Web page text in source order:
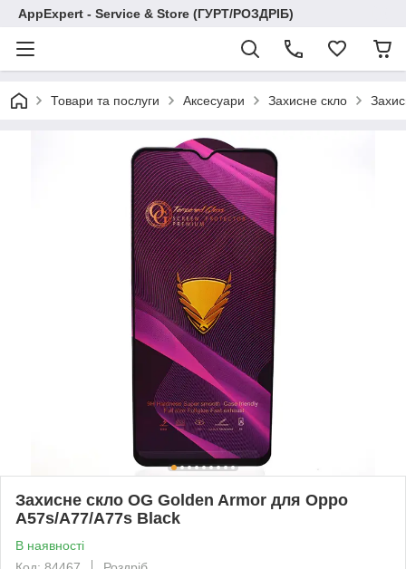
AppExpert - Service & Store (ГУРТ/РОЗДРІБ)
Товари та послуги Аксесуари Захисне скло
Захисне скло OG Golden Armor для Oppo
A57s/A77/A77s Black
В наявності